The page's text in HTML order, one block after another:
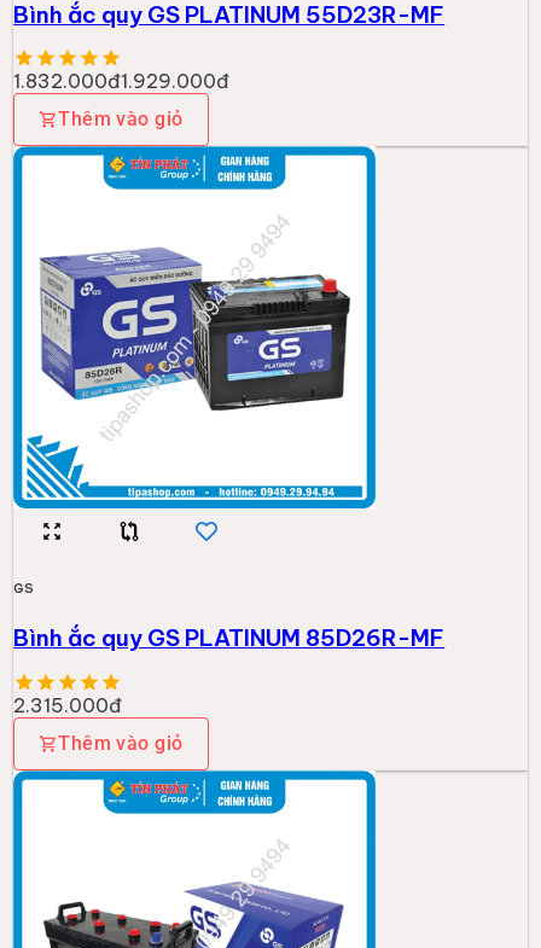
Bình ắc quy GS PLATINUM 55D23R-MF
1.832.000đ1.929.000đ
Thêm vào giỏ
GS
Bình ắc quy GS PLATINUM 85D26R-MF
2.315.000đ
Thêm vào giỏ